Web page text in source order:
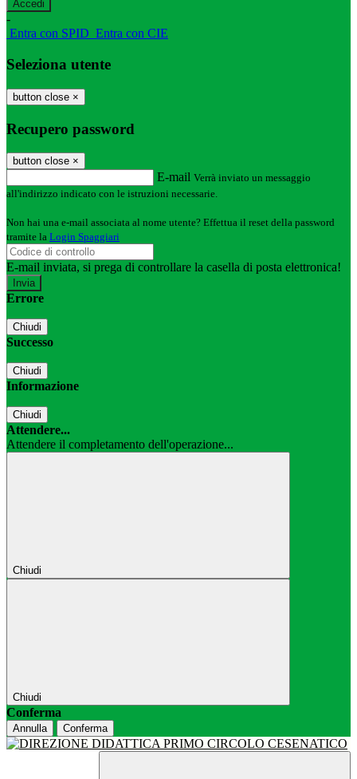
-
Entra con SPID Entra con CIE
Seleziona utente
button close ×
Recupero password
button close ×
E-mail Verrà inviato un messaggio
all'indirizzo indicato con le istruzioni necessarie.
Non hai una e-mail associata al nome utente? Effettua il reset della password
tramite la Login Spaggiari
E-mail inviata, si prega di controllare la casella di posta elettronica!
Errore
Chiudi
Successo
Chiudi
Informazione
Chiudi
Attendere...
Attendere il completamento dell'operazione...
Chiudi
Chiudi
Conferma
Annulla Conferma